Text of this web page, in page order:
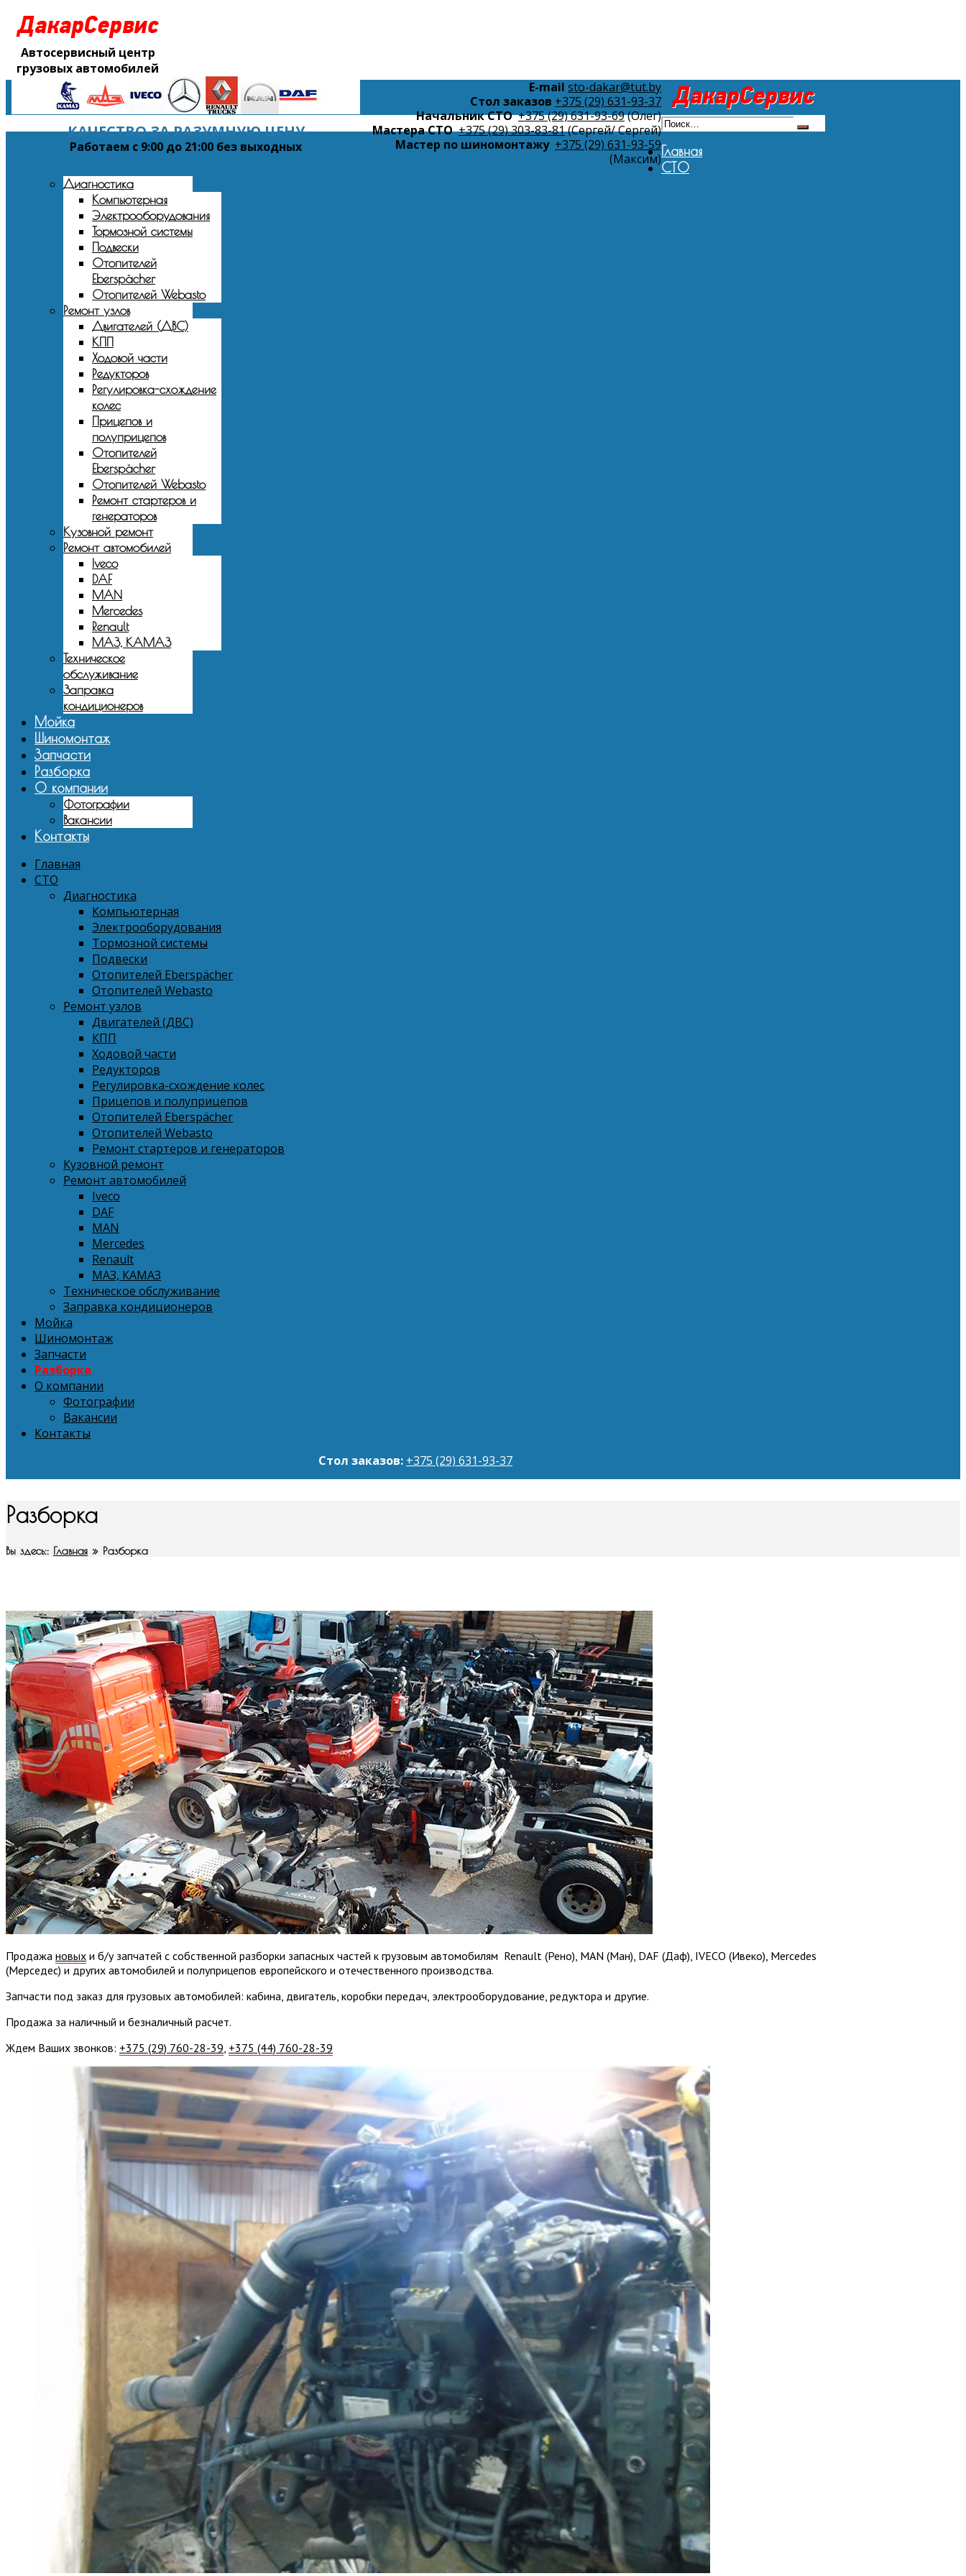
Автосервисный центр
грузовых автомобилей
КАЧЕСТВО ЗА РАЗУМНУЮ ЦЕНУ
Работаем с 9:00 до 21:00 без выходных
Е-mail sto-dakar@tut.by
Стол заказов +375 (29) 631-93-37
Начальник СТО+375 (29) 631-93-69(Олег)
Мастера СТО+375 (29) 303-83-81(Сергей/ Сергей)
Мастер по шиномонтажу +375 (29) 631-93-59
(Максим)Главная
СТО
Диагностика
Компьютерная
Электрооборудования
Тормозной системы
Подвески
Отопителей
Eberspächer
Отопителей Webasto
Ремонт узлов
Двигателей (ДВС)
КПП
Ходовой части
Редукторов
Регулировка-схождение
колес
Прицепов и
полуприцепов
Отопителей
Eberspächer
Отопителей Webasto
Ремонт стартеров и
генераторов
Кузовной ремонт
Ремонт автомобилей
Iveco
DAF
MAN
Mercedes
Renault
МАЗ, КАМАЗ
Техническое
обслуживание
Заправка
кондиционеров
Мойка
Шиномонтаж
Запчасти
Разборка
О компании
Фотографии
Вакансии
Контакты
Главная
СТО
Диагностика
Компьютерная
Электрооборудования
Тормозной системы
Подвески
Отопителей Eberspächer
Отопителей Webasto
Ремонт узлов
Двигателей (ДВС)
КПП
Ходовой части
Редукторов
Регулировка-схождение колес
Прицепов и полуприцепов
Отопителей Eberspächer
Отопителей Webasto
Ремонт стартеров и генераторов
Кузовной ремонт
Ремонт автомобилей
Iveco
DAF
MAN
Mercedes
Renault
МАЗ, КАМАЗ
Техническое обслуживание
Заправка кондиционеров
Мойка
Шиномонтаж
Запчасти
Разборка
О компании
Фотографии
Вакансии
Контакты
Стол заказов: +375 (29) 631-93-37
Разборка
Вы здесь:: Главная » Разборка
Продажа новых и б/у запчатей с собственной разборки запасных частей к грузовым автомобилям Renault (Рено), MAN (Ман), DAF (Даф), IVECO (Ивеко), Mercedes
(Мерседес) и других автомобилей и полуприцепов европейского и отечественного производства.
Запчасти под заказ для грузовых автомобилей: кабина, двигатель, коробки передач, электрооборудование, редуктора и другие.
Продажа за наличный и безналичный расчет.
Ждем Ваших звонков: +375 (29) 760-28-39, +375 (44) 760-28-39